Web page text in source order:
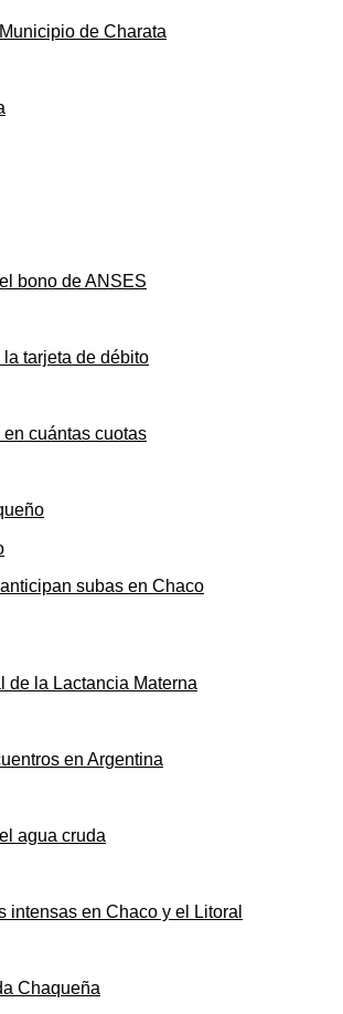
de Charata
bono de ANSES
tarjeta de débito
cuántas cuotas
subas en Chaco
de la Lactancia Materna
en Argentina
agua cruda
en Chaco y el Litoral
Chaqueña